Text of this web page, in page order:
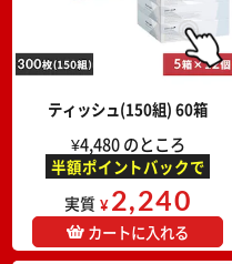
ティッシュ(150組) 60箱
¥4,480 のところ
半額ポイントバックで
実質 ¥2,240
カートに入れる